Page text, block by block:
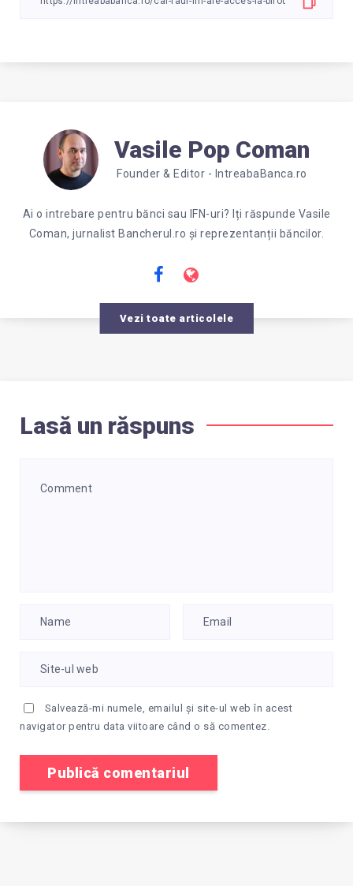
Vasile Pop Coman
Founder & Editor - IntreabaBanca.ro
Ai o intrebare pentru bănci sau IFN-uri? Iți răspunde Vasile
Coman, jurnalist Bancherul.ro și reprezentanții băncilor.
Vezi toate articolele
Lasă un răspuns
Salvează-mi numele, emailul și site-ul web în acest
navigator pentru data viitoare când o să comentez.